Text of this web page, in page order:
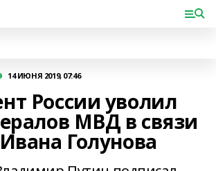
14 ИЮНЯ 2019, 07:46
России уволил
МВД в связи
Голунова